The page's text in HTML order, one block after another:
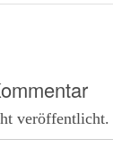
veröffentlicht.